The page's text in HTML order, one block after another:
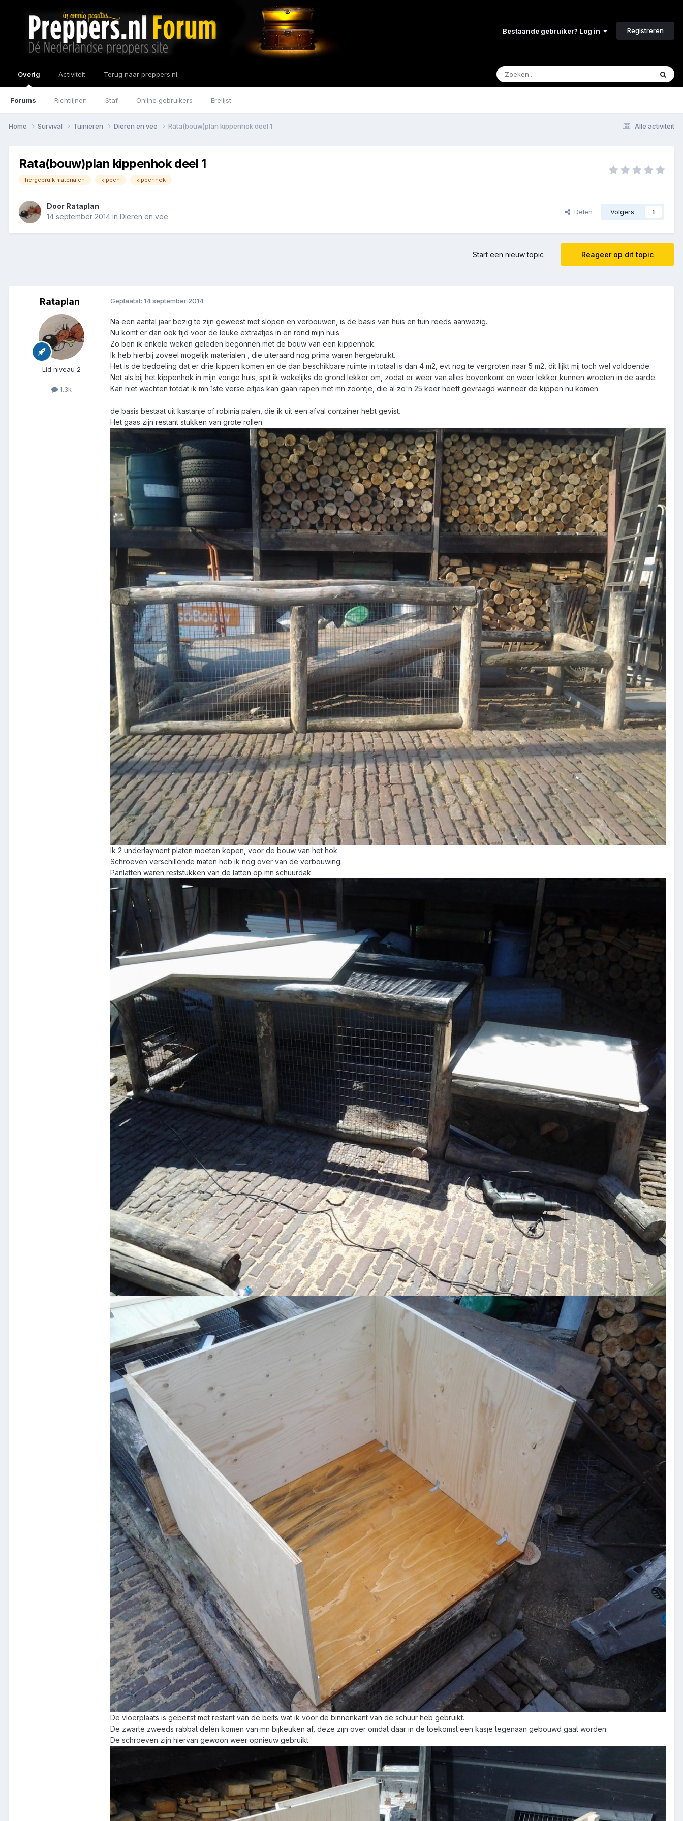
Bestaande gebruiker? Log in Registreren
Overig
Forums Richtlijnen Staf Online gebruikers Erelijst
Activiteit Terug naar preppers.nl
Alle activiteit
Home Survival Tuinieren Dieren en vee Rata(bouw)plan kippenhok deel 1
Rata(bouw)plan kippenhok deel 1
hergebruik materialen kippen kippenhok
Door Rataplan
14 september 2014 in Dieren en vee
Delen Volgers 1
Reageer op dit topic
Start een nieuw topic
Rataplan
Lid niveau 2
1.3k
Geplaatst: 14 september 2014
Na een aantal jaar bezig te zijn geweest met slopen en verbouwen, is de basis van huis en tuin reeds aanwezig.
Nu komt er dan ook tijd voor de leuke extraatjes in en rond mijn huis.
Zo ben ik enkele weken geleden begonnen met de bouw van een kippenhok.
Ik heb hierbij zoveel mogelijk materialen , die uiteraard nog prima waren hergebruikt.
Het is de bedoeling dat er drie kippen komen en de dan beschikbare ruimte in totaal is dan 4 m2, evt nog te vergroten naar 5 m2, dit lijkt mij toch wel voldoende.
Net als bij het kippenhok in mijn vorige huis, spit ik wekelijks de grond lekker om, zodat er weer van alles bovenkomt en weer lekker kunnen wroeten in de aarde.
Kan niet wachten totdat ik mn 1ste verse eitjes kan gaan rapen met mn zoontje, die al zo'n 25 keer heeft gevraagd wanneer de kippen nu komen.
de basis bestaat uit kastanje of robinia palen, die ik uit een afval container hebt gevist.
Het gaas zijn restant stukken van grote rollen.
Ik 2 underlayment platen moeten kopen, voor de bouw van het hok.
Schroeven verschillende maten heb ik nog over van de verbouwing.
Panlatten waren reststukken van de latten op mn schuurdak.
De vloerplaats is gebeitst met restant van de beits wat ik voor de binnenkant van de schuur heb gebruikt.
De zwarte zweeds rabbat delen komen van mn bijkeuken af, deze zijn over omdat daar in de toekomst een kasje tegenaan gebouwd gaat worden.
De schroeven zijn hiervan gewoon weer opnieuw gebruikt.